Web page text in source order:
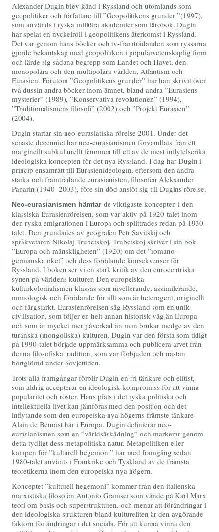
Alexander Dugin blev känd i Ryssland och utomlands som
geopolitiker och författare till ”Geopolitikens grunder ”(1997),
som används i ryska militära akademier som lärobok. Dugin
har spelat en nyckelroll i geopolitikens återkomst i Ryssland.
Det var genom hans böcker och tv-framträdanden som ryssarna
gjorde bekantskap med geopolitiken i populärvetenskaplig form
och lärde sig sådana begrepp som Landet och Havet, den
monopolära och den multipolära världen, Atlantism och
Eurasien. Förutom ”Geopolitikens grunder” har han skrivit över
två dussin andra böcker inom ämnet, bland andra ”Eurasiens
mysterier” (1989), ”Konservativa revolutionen” (1994),
”Traditionalismens filosofi” (2002) och ”Projekt Eurasien”
(2004).
Dugin startar sin neo-eurasiatiska rörelse 2001. Under det
senaste decenniet har neo-eurasianismen förvandlats från ett
marginellt subkulturellt fenomen till ett av de mest inflytelserika
ideologiska koncepten för det nya Ryssland. I dag har Dugin i
princip ensamrätt till Eurasienideologin, eftersom den andra
starka och framträdande eurasianisten, filosofen Aleksander
Panarin (1940–2003), före sin död anslöt sig till Dugins rörelse.
Neo-eurasianismen hämtarde viktigaste koncepten i den
klassiska Eurasienrörelsen, som var aktiv på 1920-talet inom
den ryska emigrationen i Europa och splittrades redan på 1930-
talet. Den grundades av geografen Petr Savitskij och
språkvetaren Nikolaj Trubetskoj. Trubetskoj skriver i sin bok
”Europa och mänskligheten” (1920) om det ”romano-
germanska oket” och dess förödande konsekvenser för
Ryssland. I boken ser vi en stark kritik av den eurocentriska
synen på världens kulturer. Den europeiska
kulturkolonialismen klassas som nivellerande, assimilerande,
monologisk och förödande för allt som är heterogent, originellt
och färgstarkt. Eurasienrörelsen såg Ryssland som en unik
civilisation, som följer en helt annan historisk väg än Europa
och som är mycket mer påverkad än man brukar medge av den
turanska (mongoliska) kulturen. Dugin var den första som tidigt
på 1990-talet började uppmärksamma och publicera arvet från
denna filosofiska tradition, som var förbjuden och nästan
bortglömd under Sovjettiden.
Trots alla framgångar förblir Dugin en fri tänkare och elitist,
som aldrig accepterar en ideologisk kompromiss för att vinna
popularitet och röster. Hans plats i det ryska politiska och
intellektuella livet kan jämföras med den position och det
inflytande som den europeiska nya högerns främste tänkare
Alain de Benoist har i Europa. Dugin definierar neo-
eurasianismen som en ”världsåskådning” och markerar genom
detta tydligt dess metapolitiska natur. Metapolitiken eller
kampen för ”kulturell hegemoni” har med framgång sedan
1980-talet använts i Frankrike och Tyskland av de främsta
teoretikerna inom den europeiska nya högern.
Konceptet ”kulturell hegemoni” kommer från den italienska
marxistiska filosofen Antonio Gramsci som vände på Karl Marx
teori om basis och superstrukturen, och menar att förändringar i
den ideologiska strukturen bland kultureliten är den avgörande
faktorn för ändringar i det sociala. För att kunna vinna den